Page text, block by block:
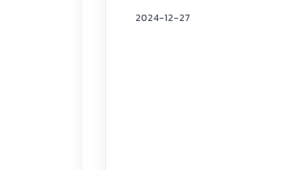
2024-12-27